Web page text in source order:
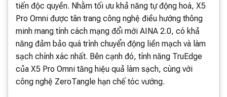
tiến độc quyền. Nhằm tối ưu khả năng tự động hoá, X5
Pro Omni được tân trang công nghệ điều hướng thông
minh mang tính cách mạng đổi mới AINA 2.0, có khả
năng đảm bảo quá trình chuyển động liền mạch và làm
sạch chính xác nhất. Bên cạnh đó, tính năng TruEdge
của X5 Pro Omni tăng hiệu quả làm sạch, cùng với
công nghệ ZeroTangle hạn chế tóc vướng.